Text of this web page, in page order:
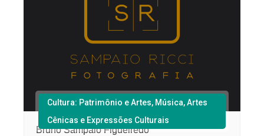
Cultura: Patrimônio e Artes, Música, Artes
Cênicas e Expressões Culturais
Bruno Sampaio Figueiredo